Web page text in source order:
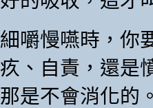
細嚼慢嚥時，你
疚、自責，還是
那是不會消化的